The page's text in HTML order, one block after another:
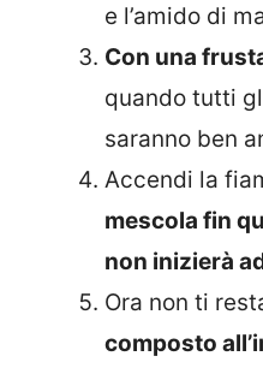
e l’amido di
Con una
quando tutti
saranno ben
Accendi la
mescola fin
non inizierà
Ora non ti
composto